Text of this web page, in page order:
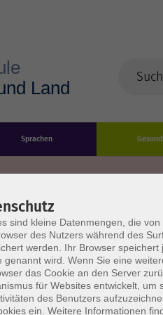
Sprachen
Impressum
sind kleine Datenmengen, die
des Nutzers während des
werden. Ihr Browser
genannt wird. Wenn Sie eine
das Cookie an den Server
für Websites entwickelt,
des Benutzers
ein. Weitere Informationen